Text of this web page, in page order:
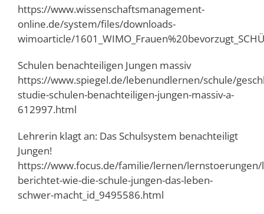
https://www.wissenschaftsmanagement-
online.de/system/files/downloads-
wimoarticle/
Schulen benachteiligen Jungen massiv
https://www.spiegel.de/lebenundlernen/schule/
studie-schulen-benachteiligen-jungen-massiv-a-
612997.html
Lehrerin klagt an: Das Schulsystem benachteiligt
Jungen!
https://www.focus.de/familie/lernen/
berichtet-wie-die-schule-jungen-das-leben-
schwer-macht_id_9495586.html